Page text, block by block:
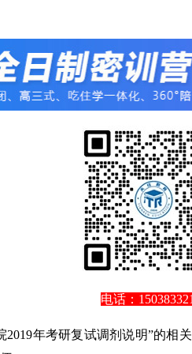
电话：
2019年考研复试调剂说明”的相